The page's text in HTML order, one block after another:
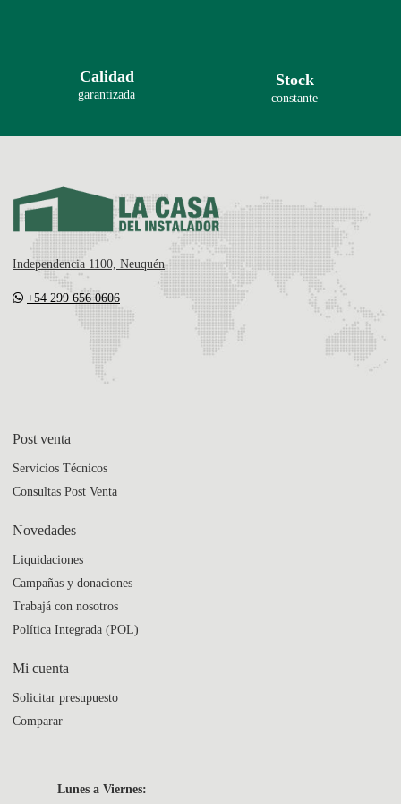
Calidad
garantizada
Stock
constante
Independencia 1100, Neuquén
+54 299 656 0606
Post venta
Servicios Técnicos
Consultas Post Venta
Novedades
Liquidaciones
Campañas y donaciones
Trabajá con nosotros
Política Integrada (POL)
Mi cuenta
Solicitar presupuesto
Comparar
Lunes a Viernes: